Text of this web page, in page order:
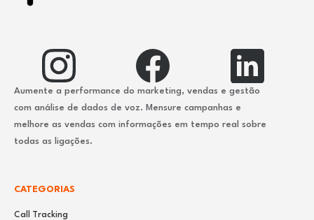
Aumente a performance do marketing, vendas e gestão
com análise de dados de voz. Mensure campanhas e
melhore as vendas com informações em tempo real sobre
todas as ligações.
CATEGORIAS
Call Tracking